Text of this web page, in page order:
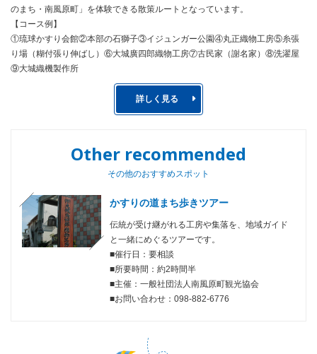
のまち・南風原町」を体験できる散策ルートとなっています。
【コース例】
①琉球かすり会館②本部の石獅子③イジュンガー公園④丸正織物工房⑤糸張
り場（糊付張り伸ばし）⑥大城廣四郎織物工房⑦古民家（謝名家）⑧洗濯屋
⑨大城織機製作所
詳しく見る
Other recommended
その他のおすすめスポット
かすりの道まち歩きツアー
伝統が受け継がれる工房や集落を、地域ガイド
と一緒にめぐるツアーです。
■催行日：要相談
■所要時間：約2時間半
■主催：一般社団法人南風原町観光協会
■お問い合わせ：098-882-6776